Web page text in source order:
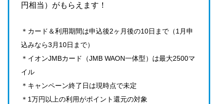
円相当）がもらえます！
＊カード＆利用期間は申込後2ヶ月後の10日まで（1月申
込みなら3月10日まで）
＊イオンJMBカード（JMB WAON一体型）は最大2500マ
イル
＊キャンペーン終了日は現時点で未定
＊1万円以上の利用がポイント還元の対象